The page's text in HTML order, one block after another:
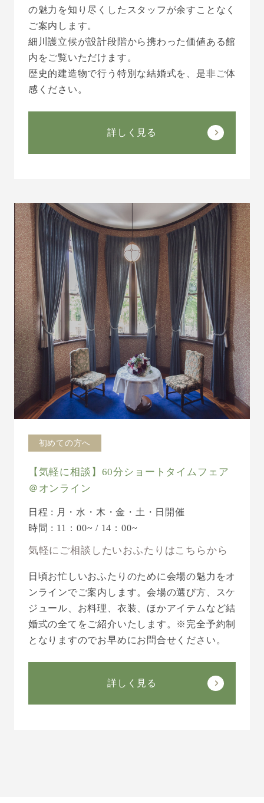
の魅力を知り尽くしたスタッフが余すことなく
ご案内します。
細川護立候が設計段階から携わった価値ある館
内をご覧いただけます。
歴史的建造物で行う特別な結婚式を、是非ご体
感ください。
詳しく見る
初めての方へ
【気軽に相談】60分ショートタイムフェア
＠オンライン
日程 : 月・水・木・金・土・日開催
時間 : 11：00~ / 14：00~
気軽にご相談したいおふたりはこちらから
日頃お忙しいおふたりのために会場の魅力をオ
ンラインでご案内します。会場の選び方、スケ
ジュール、お料理、衣装、ほかアイテムなど結
婚式の全てをご紹介いたします。※完全予約制
となりますのでお早めにお問合せください。
詳しく見る